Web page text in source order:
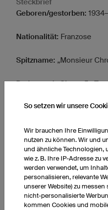
Geboren/gestorben:
Nationalität: Franzose
Spitzname: „Monsieur
Bedeutende Siege:5x
España (1963). Je 1 Sieg
Gent–Wevelgem (1964).
In diesem Video wird der
France von seinem
posthum gewürdigt:
So setzen wir unsere
Wir brauchen Ihre
nutzen zu können. Wir und
und ähnliche Technologien,
wie z. B. Ihre IP-Adresse zu
werden verwendet, um
personalisieren, relevante
unserer Website) zu
nicht-personalisierte
kommen Cookies und